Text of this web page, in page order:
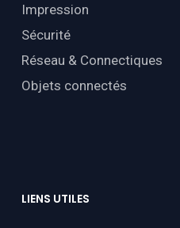
Impression
Sécurité
Réseau & Connectiques
Objets connectés
LIENS UTILES